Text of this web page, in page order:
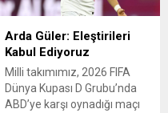
Arda Güler: Eleştirileri
Kabul Ediyoruz
Milli takımımız, 2026 FIFA
Dünya Kupası D Grubu’nda
ABD’ye karşı oynadığı maçı